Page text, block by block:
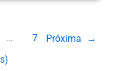
… 7 Próxima
→